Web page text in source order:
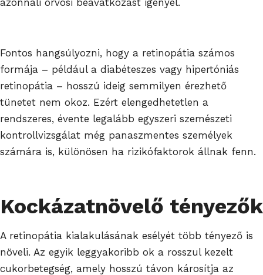
Fontos hangsúlyozni, hogy a retinopátia számos
formája – például a diabéteszes vagy hipertóniás
retinopátia – hosszú ideig semmilyen érezhető
tünetet nem okoz. Ezért elengedhetetlen a
rendszeres, évente legalább egyszeri szemészeti
kontrollvizsgálat még panaszmentes személyek
számára is, különösen ha rizikófaktorok állnak fenn.
Kockázatnövelő tényezők
A retinopátia kialakulásának esélyét több tényező is
növeli. Az egyik leggyakoribb ok a rosszul kezelt
cukorbetegség, amely hosszú távon károsítja az